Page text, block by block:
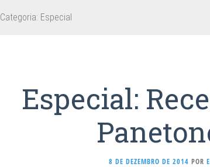
Categoria: Especial
Especial:
8 DE DEZEMBRO DE 2014 POR